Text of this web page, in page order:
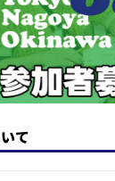
て